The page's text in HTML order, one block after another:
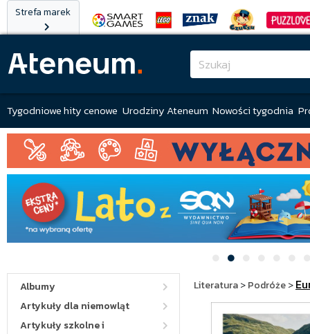
Strefa marek
Tygodniowe hity cenowe Urodziny Ateneum Nowości tygodnia
Albumy
Artykuły dla niemowląt
Artykuły szkolne i
Literatura>Podróże>